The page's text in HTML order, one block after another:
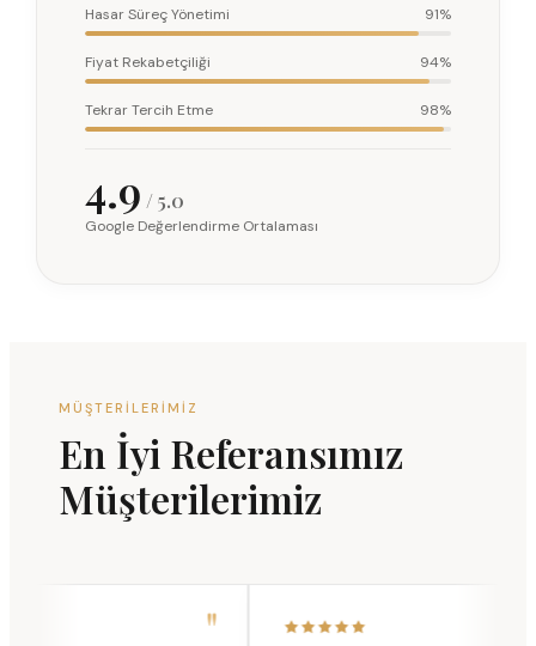
Hasar Süreç Yönetimi 91%
Fiyat Rekabetçiliği 94%
Tekrar Tercih Etme 98%
4.9 / 5.0
Google Değerlendirme Ortalaması
MÜŞTERILERIMIZ
En İyi Referansımız
Müşterilerimiz